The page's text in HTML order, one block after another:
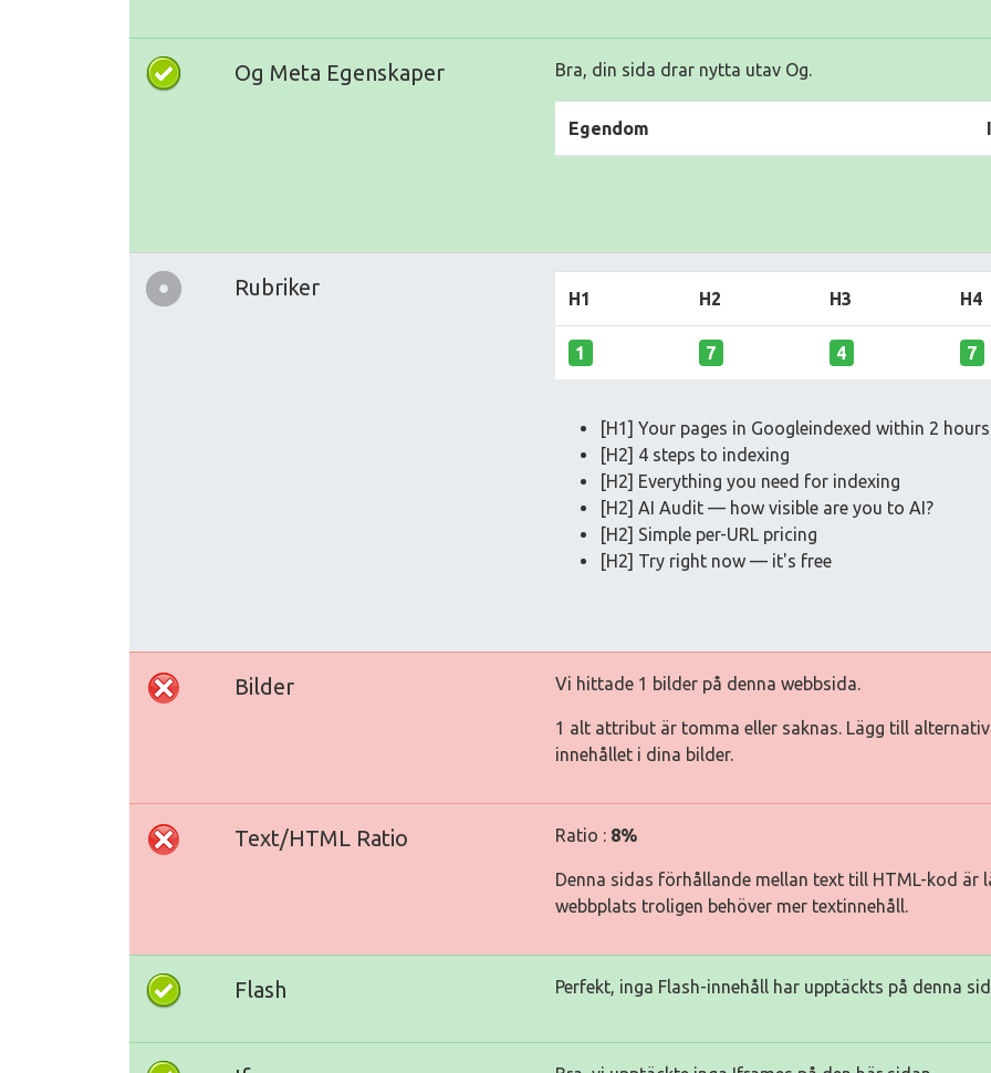
Og Meta Egenskaper Bra, din sida drar nytta utav Og.
Egendom
Rubriker H1 H2 H3 H4
1 7 4 7
[H1] Your pages in Googleindexed within 2 hours
[H2] 4 steps to indexing
[H2] Everything you need for indexing
[H2] AI Audit — how visible are you to AI?
[H2] Simple per-URL pricing
[H2] Try right now — it's free
Bilder Vi hittade 1 bilder på denna webbsida.
1 alt attribut är tomma eller saknas. Lägg till
innehållet i dina bilder.
Text/HTML Ratio Ratio : 8%
Denna sidas förhållande mellan text till HTML-kod är
webbplats troligen behöver mer textinnehåll.
Flash Perfekt, inga Flash-innehåll har upptäckts på denna